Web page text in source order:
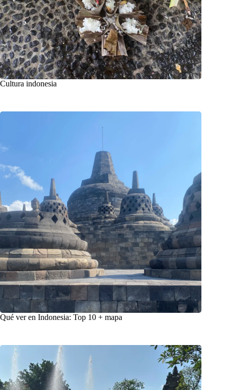
Cultura indonesia
Qué ver en Indonesia: Top 10 + mapa